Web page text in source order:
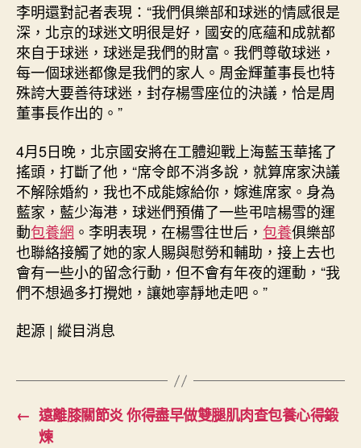
李明還對記者表現：“我們俱樂部和球迷的情感很是
深，北京的球迷文明很是好，國安的底蘊和成就都
來自于球迷，球迷是我們的財富。我們尊敬球迷，
每一個球迷都像是我們的家人。周金輝董事長也特
殊誇大要善待球迷，封存楊雪座位的決議，恰是周
董事長作出的。”
4月5日晚，北京國安將在工體迎戰上海藍玉華搖了
搖頭，打斷了他，“席令郎不消多說，就算席家決議
不解除婚約，我也不成能嫁給你，嫁進席家。身為
藍家，藍少海港，球迷們預備了一些弔唁楊雪的運
動包養網 。李明表現，在楊雪往世后， 包養俱樂部
也聯絡接觸了她的家人賜與慰勞和輔助，接上去也
會有一些小的留念行動，但不會有年夜的運動，“我
們不想過多打攪她，讓她寧靜地走吧。”
起源 | 縱目消息
← 遠離膝關節炎 你得盡早做雙腿肌肉查包養心得鍛
煉